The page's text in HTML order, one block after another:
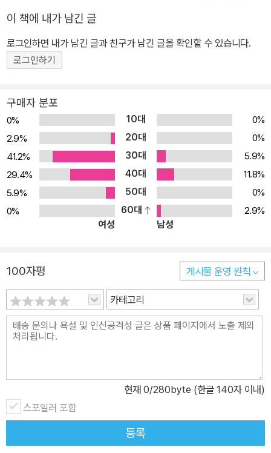
기 위해 또 책을 보았습니다. 그래도 답을 찾을 수가 없었지요. 과연
토돌이의 친구는 어디 있는 걸까요? 친구는 자기 자신에게 주는 선물
이다 -로버트 루이스 스티븐슨 책읽기의 참 의미에 대해 생각해 보게
하는 유쾌한 그림책 아이가 책읽기에 흥미를 보이지 않아 걱정인 부
을 보이지 않아 걱정인 부모도 있습니다. 자기 나이에 어울리는 책은
진작에 다 읽었고, 날로 어렵고 두꺼운 책을 읽습니다. 그러다 보니
‘무식한’ 또래 친구들하고는 대화가 안 되고, 자연스럽게 친구들과 어
울리지 않고 혼자 지내는 경우가 많지요. 이 책의 주인공인 토돌이 역
시 동물들이 궁금한 것을 물어볼 때마다 늘 “그것도 몰라?”라고 핀잔
을 줍니다. 그러나 막상 두더지가 “토돌아, 네 친구는 어디 있니?”라
고 묻자 선뜻 대답하지 못합니다. 그때서야 자기 주변에 친구가 없다
는 사실을 깨닫게 된 거죠. 친구가 없는 이유를 찾기 위해 또다시 책을
을 찾지 못한 토돌이가 귀가 축 처진 채로 동물들을 찾아가 “내 친구
가 어디 있는지 아니?”하고 묻는 장면은 처량하기까지 합니다. <네
친구는 어디 있니?>는 아이들이 책을 보는 것도 좋지만 친구들과 어
울리고 다른 사람과 이야기하고 배려하는 것이 더 중요하다고 이야기
합니다. 책은 우리가 바르고 멋지게 살기 위한 도구이지 삶의 목적은
아니니까요. 책을 통해 넓은 세상과 만나고 사람들을 더 깊이 이해하
글 작가 노태완은 주변에서 종일 책만 읽는 아이의 이야기를 듣고 <
네 친구는 어디 있니?>를 써야겠다고 마음먹었다고 합니다. 그 아이
는 눈 뜨자마자 책꽂이에서 책을 꺼내서는 밥 먹을 때도, 화장실에서
도, 길을 걸으면서도, 심지어 또래 친구들과 함께 있을 때도 혼자 책에
빠져 있다고 합니다. 게다가 다른 사람들이 무엇을 물어보기라도 하
이 책에 내가 남긴 글
로그인하면 내가 남긴 글과 친구가 남긴 글을 확인할 수 있습니다.
로그인하기
구매자 분포
0% 10대
0%
2.9%
20대
0%
41.2%
30대
5.9%
29.4%
40대
11.8%
5.9%
50대
0%
0%
60대
2.9%
여성
남성
100자평 게시물 운영 원칙
카테고리
현재 0/280byte (한글 140자 이내)
스포일러 포함
등록